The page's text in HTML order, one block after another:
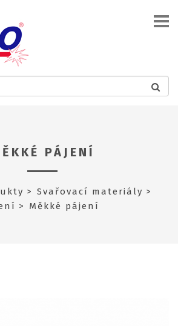
PÁJENÍ
Svařovací materiály
Měkké pájení